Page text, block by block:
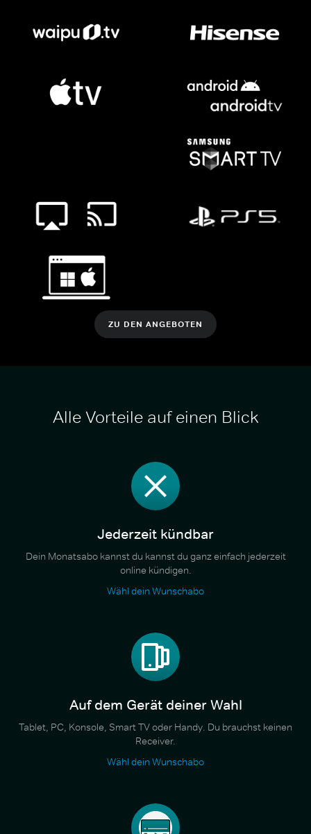
ZU DEN ANGEBOTEN
Alle Vorteile auf einen Blick
Jederzeit kündbar
Dein Monatsabo kannst du kannst du ganz einfach jederzeit
online kündigen.
Wähl dein Wunschabo
Auf dem Gerät deiner Wahl
Tablet, PC, Konsole, Smart TV oder Handy. Du brauchst keinen
Receiver.
Wähl dein Wunschabo